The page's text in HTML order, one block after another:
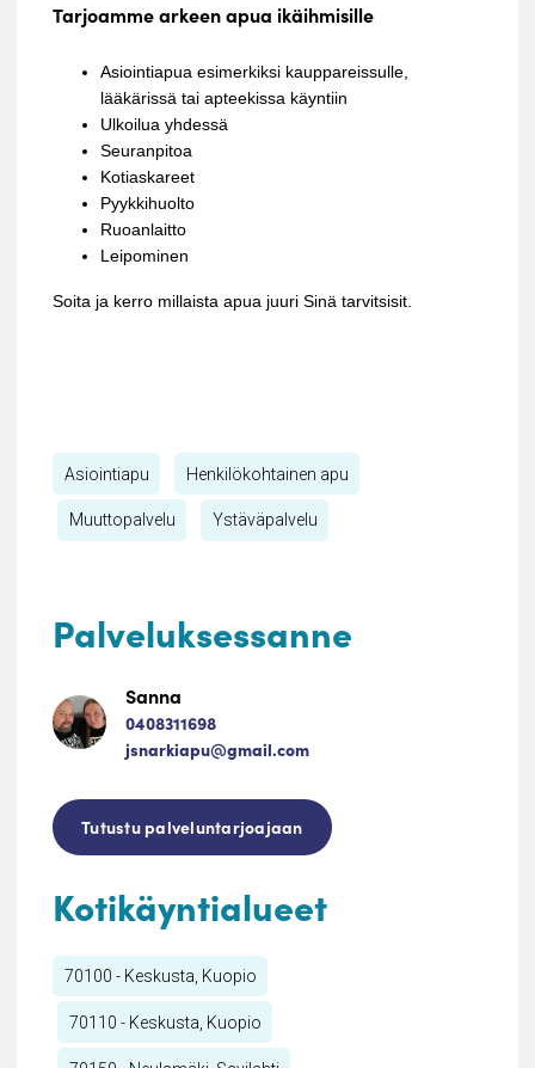
Tarjoamme arkeen apua ikäihmisille
Asiointiapua esimerkiksi kauppareissulle,
lääkärissä tai apteekissa käyntiin
Ulkoilua yhdessä
Seuranpitoa
Kotiaskareet
Pyykkihuolto
Ruoanlaitto
Leipominen
Soita ja kerro millaista apua juuri Sinä tarvitsisit.
Asiointiapu Henkilökohtainen apu
Muuttopalvelu Ystäväpalvelu
Palveluksessanne
Sanna
0408311698
jsnarkiapu@gmail.com
Tutustu palveluntarjoajaan
Kotikäyntialueet
70100 - Keskusta, Kuopio
70110 - Keskusta, Kuopio